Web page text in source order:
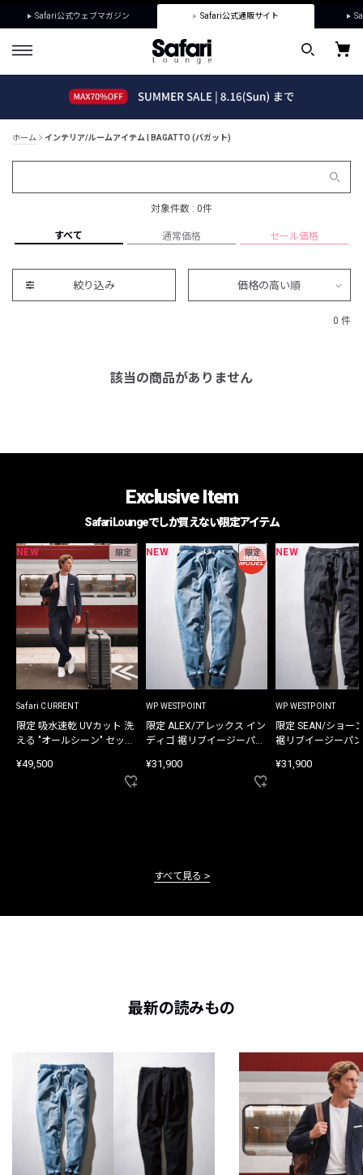
Safari公式ウェブマガジン Safari公式通販サイト
ホーム インテリア/ルームアイテム | BAGATTO (バガット)
対象件数 : 0件
すべて 通常価格 セール価格
絞り込み 価格の高い順
0 件
該当の商品がありません
Exclusive Item
Safari Loungeでしか買えない限定アイテム
NEW 限定
Safari CURRENT
限定 吸水速乾 UVカット 洗
える "オールシーン" セット
¥49,500
NEW 限定
WP WESTPOINT
限定 ALEX/アレックス イン
ディゴ 裾リブイージーパン
¥31,900
NEW
WP WESTPOINT
限定 SEAN/ショー
裾リブイージーパ
¥31,900
すべて見る
最新の読みもの